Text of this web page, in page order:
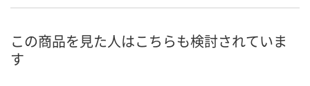
号
お届け日
この商品を見た人はこちらも検討されていま
す